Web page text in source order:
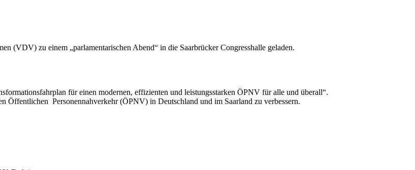
(VDV) zu einem „parlamentarischen Abend“ in die Saarbrücker Congresshalle geladen.
für einen modernen, effizienten und leistungsstarken ÖPNV für alle und überall“.
Öffentlichen Personennahverkehr (ÖPNV) in Deutschland und im Saarland zu verbessern.